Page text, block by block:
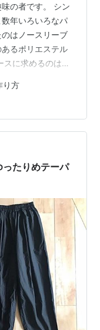
の者です。 シン
年いろいろなパ
はノースリーブ
るポリエステル
に求めるのは、
として着られる
った時「これが
欲しいのです～
の希望を叶えるこ
ところ、70点く
レス、…
り方
ったりめテーパ